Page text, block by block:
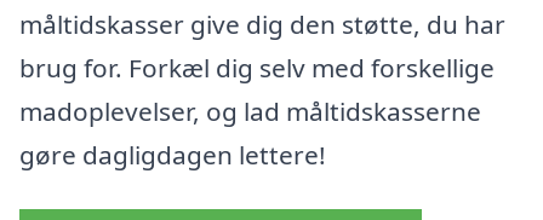
måltidskasser give dig den støtte, du har
brug for. Forkæl dig selv med forskellige
madoplevelser, og lad måltidskasserne
gøre dagligdagen lettere!